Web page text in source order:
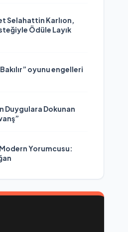
Selahattin Karlıon,
Ödüle Layık
oyunu engelleri
Duygulara Dokunan
Modern Yorumcusu: